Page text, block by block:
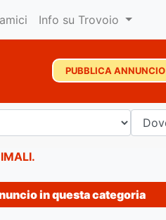
Info su Trovoio
PUBBLICA ANNUNCIO
.
in questa categoria